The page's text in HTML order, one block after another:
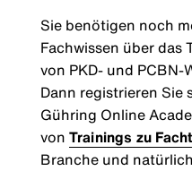
Sie benötigen noch
Fachwissen über das
von PKD- und PCBN-
Dann registrieren Sie
Gühring Online
von Trainings zu
Branche und